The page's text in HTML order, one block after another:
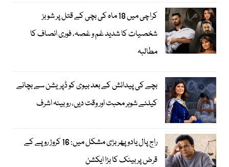
کراچی میں 18 ماہ کی بچی کے قتل پر شوبز
شخصیات کا شدید غم و غصہ، فوری انصاف کا
مطالبہ
بچے کی پیدائش کے بعد بیوی کو ڈپریشن سے بچانے
کیلئے شوہر محبت اور وقت دیں، روبینہ اشرف
راج پال یادو پھر بڑی مشکل میں: 16 کروڑ روپے کے
قرض پر بینک کا بڑا ایکشن